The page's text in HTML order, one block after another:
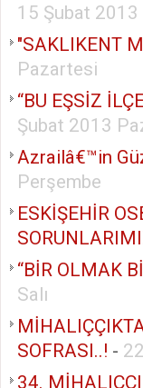
15 Şubat 2013
"SAKLIKENT
Pazartesi
“BU EŞSİZ
Şubat 2013
Azrailâ€™in
Perşembe
ESKİŞEHİR
“BİR OLMAK
Salı
SOFRASI..! -
34.